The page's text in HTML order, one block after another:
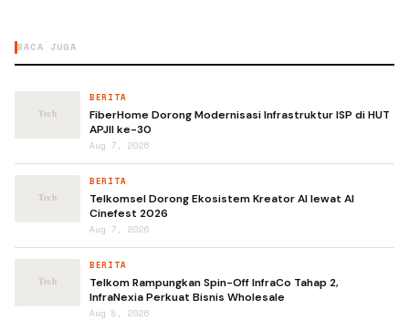
BACA JUGA
BERITA
FiberHome Dorong Modernisasi Infrastruktur ISP di HUT
APJII ke-30
Aug 7, 2026
BERITA
Telkomsel Dorong Ekosistem Kreator AI lewat AI
Cinefest 2026
Aug 7, 2026
BERITA
Telkom Rampungkan Spin-Off InfraCo Tahap 2,
InfraNexia Perkuat Bisnis Wholesale
Aug 8, 2026